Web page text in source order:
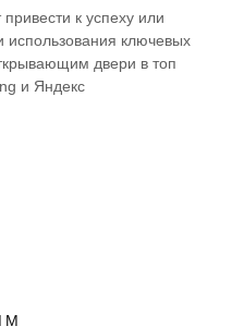
к успеху или
использования ключевых
двери в топ
и Яндекс